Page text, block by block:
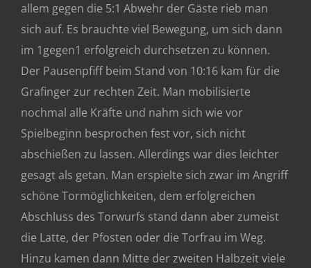
allem gegen die 5:1 Abwehr der Gäste rieb man
sich auf. Es brauchte viel Bewegung, um sich dann
im 1gegen1 erfolgreich durchsetzen zu können.
Der Pausenpfiff beim Stand von 10:16 kam für die
Grafinger zur rechten Zeit. Man mobilisierte
nochmal alle Kräfte und nahm sich wie vor
Spielbeginn besprochen fest vor, sich nicht
abschießen zu lassen. Allerdings war dies leichter
gesagt als getan. Man erspielte sich zwar im Angriff
schöne Tormöglichkeiten, dem erfolgreichen
Abschluss des Torwurfs stand dann aber zumeist
die Latte, der Pfosten oder die Torfrau im Weg.
Hinzu kamen dann Mitte der zweiten Halbzeit viele